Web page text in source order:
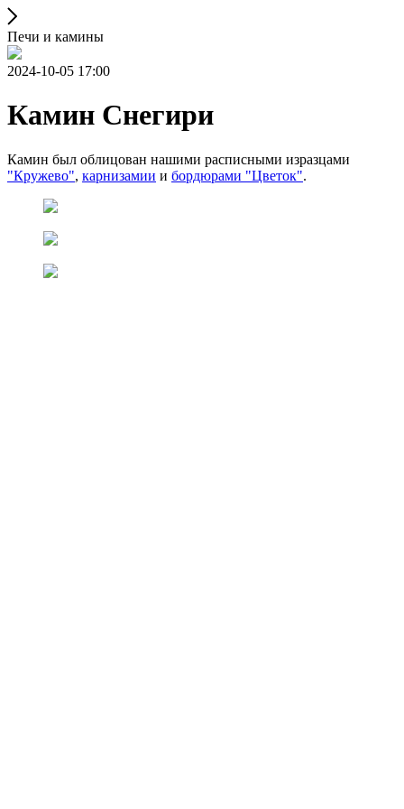
Печи и камины
2024-10-05 17:00
Камин Снегири
Камин был облицован нашими расписными изразцами
"Кружево", карнизамии и бордюрами "Цветок".